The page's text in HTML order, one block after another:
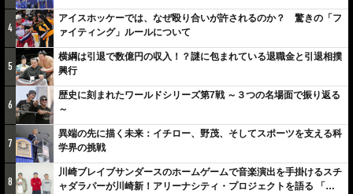
4
アイスホッケーでは、なぜ殴り合いが許されるのか？ 驚きの「フ
ァイティング」ルールについて
5
横綱は引退で数億円の収入！？謎に包まれている退職金と引退相撲
興行
6
歴史に刻まれたワールドシリーズ第7戦 ～３つの名場面で振り返る
～
7
異端の先に描く未来：イチロー、野茂、そしてスポーツを支える科
学界の挑戦
8
川崎ブレイブサンダースのホームゲームで音楽演出を手掛けるスチ
ャダラパーが川崎新！アリーナシティ・プロジェクトを語る 「楽